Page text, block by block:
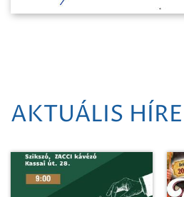
AKTUÁLIS